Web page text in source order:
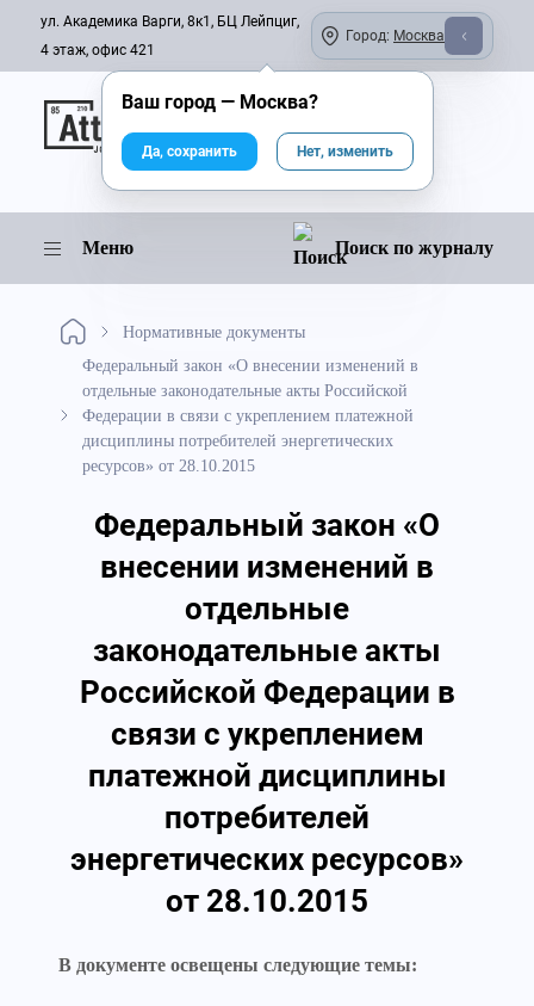
ул. Академика Варги, 8к1, БЦ Лейпциг,
4 этаж, офис 421
Город: Москва
Онлайн-журнал
Меню Поиск по журналу
Нормативные документы
Федеральный закон «О внесении изменений в
отдельные законодательные акты Российской
Федерации в связи с укреплением платежной
дисциплины потребителей энергетических
ресурсов» от 28.10.2015
Федеральный закон «О
внесении изменений в
отдельные
законодательные акты
Российской Федерации в
связи с укреплением
платежной дисциплины
потребителей
энергетических ресурсов»
от 28.10.2015
В документе освещены следующие темы:
Ваш город — Москва?
Да, сохранить Нет, изменить